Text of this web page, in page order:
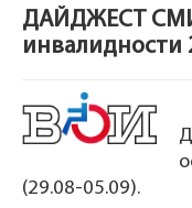
ДАЙДЖЕСТ
инвалидности
(29.08-05.09).